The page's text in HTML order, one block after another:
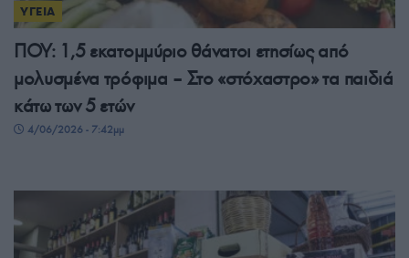
ΥΓΕΙΑ
ΠΟΥ: 1,5 εκατομμύριο θάνατοι ετησίως από
μολυσμένα τρόφιμα – Στο «στόχαστρο» τα παιδιά
κάτω των 5 ετών
4/06/2026 - 7:42μμ